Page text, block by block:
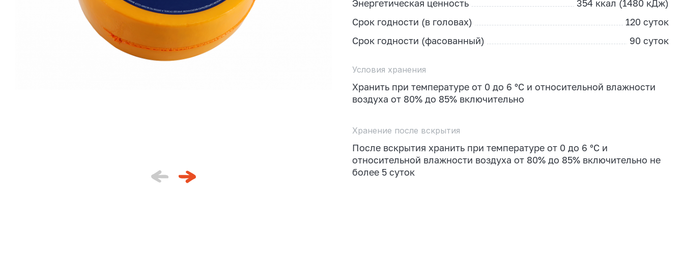
Энергетическая ценность
354 ккал (1480 кДж)
Срок годности (в головах)
120 суток
Срок годности (фасованный)
90 суток
Условия хранения
Хранить при температуре от 0 до 6 °С и относительной влажности
воздуха от 80% до 85% включительно
Хранение после вскрытия
После вскрытия хранить при температуре от 0 до 6 °С и
относительной влажности воздуха от 80% до 85% включительно не
более 5 суток